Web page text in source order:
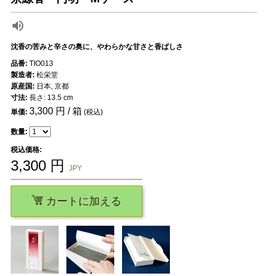
沈香の苦みと辛さの奥に、やわらかな甘さと香ばしさ
品番: TIO013
製造者: 松栄堂
原産国: 日本, 京都
寸法: 長さ: 13.5 cm
単価: 3,300円 / 箱 (税込)
数量:
税込価格:
3,300円 JPY
カートに加える